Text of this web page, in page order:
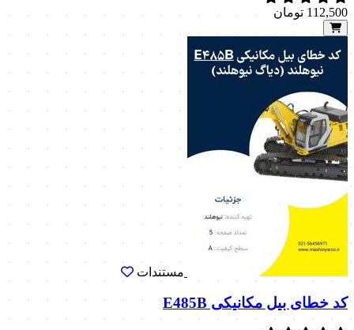
112,500 تومان
مستندات
کد خطای بیل مکانیکی E485B